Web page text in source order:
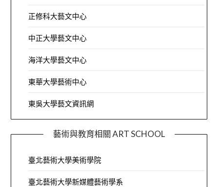
正修科大藝文中心
中正大學藝文中心
海洋大學藝文中心
東華大學藝術中心
東吳大學藝文資訊網
藝術與教育相關 ART SCHOOL
臺北藝術大學美術學院
臺北藝術大學新媒體藝術學系